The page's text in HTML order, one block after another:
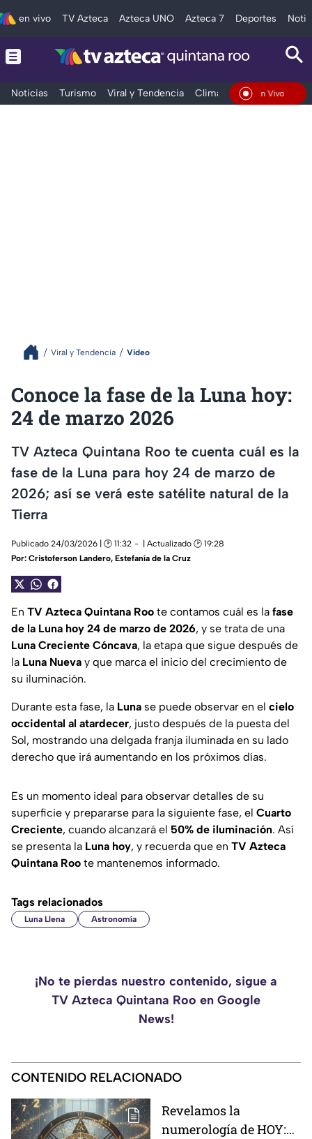
en vivo TV Azteca Azteca UNO Azteca 7 Deportes
Noticias Turismo Viral y Tendencia Clima Tráfico
En Vivo
Viral y Tendencia Video
Conoce la fase de la Luna hoy:
24 de marzo 2026
TV Azteca Quintana Roo te cuenta cuál es la
fase de la Luna para hoy 24 de marzo de
2026; así se verá este satélite natural de la
Tierra
Publicado 24/03/2026 | 🕑 11:32
| Actualizado 🕑 19:28
Por: Cristoferson Landero, Estefanía de la Cruz
En TV Azteca Quintana Roo te contamos cuál es la fase
de la Luna hoy 24 de marzo de 2026, y se trata de una
Luna Creciente Cóncava, la etapa que sigue después de
la Luna Nueva y que marca el inicio del crecimiento de
su iluminación.
Durante esta fase, la Luna se puede observar en el cielo
occidental al atardecer, justo después de la puesta del
Sol, mostrando una delgada franja iluminada en su lado
derecho que irá aumentando en los próximos días.
Es un momento ideal para observar detalles de su
superficie y prepararse para la siguiente fase, el Cuarto
Creciente, cuando alcanzará el 50% de iluminación. Así
se presenta la Luna hoy, y recuerda que en TV Azteca
Quintana Roo te mantenemos informado.
Tags relacionados
Luna Llena Astronomía
¡No te pierdas nuestro contenido, sigue a
TV Azteca Quintana Roo en Google
News!
CONTENIDO RELACIONADO
Revelamos la
numerología de HOY: